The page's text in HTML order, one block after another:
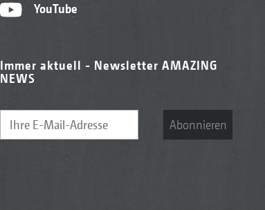
YouTube
Immer aktuell - Newsletter AMAZING
NEWS
Abonnieren